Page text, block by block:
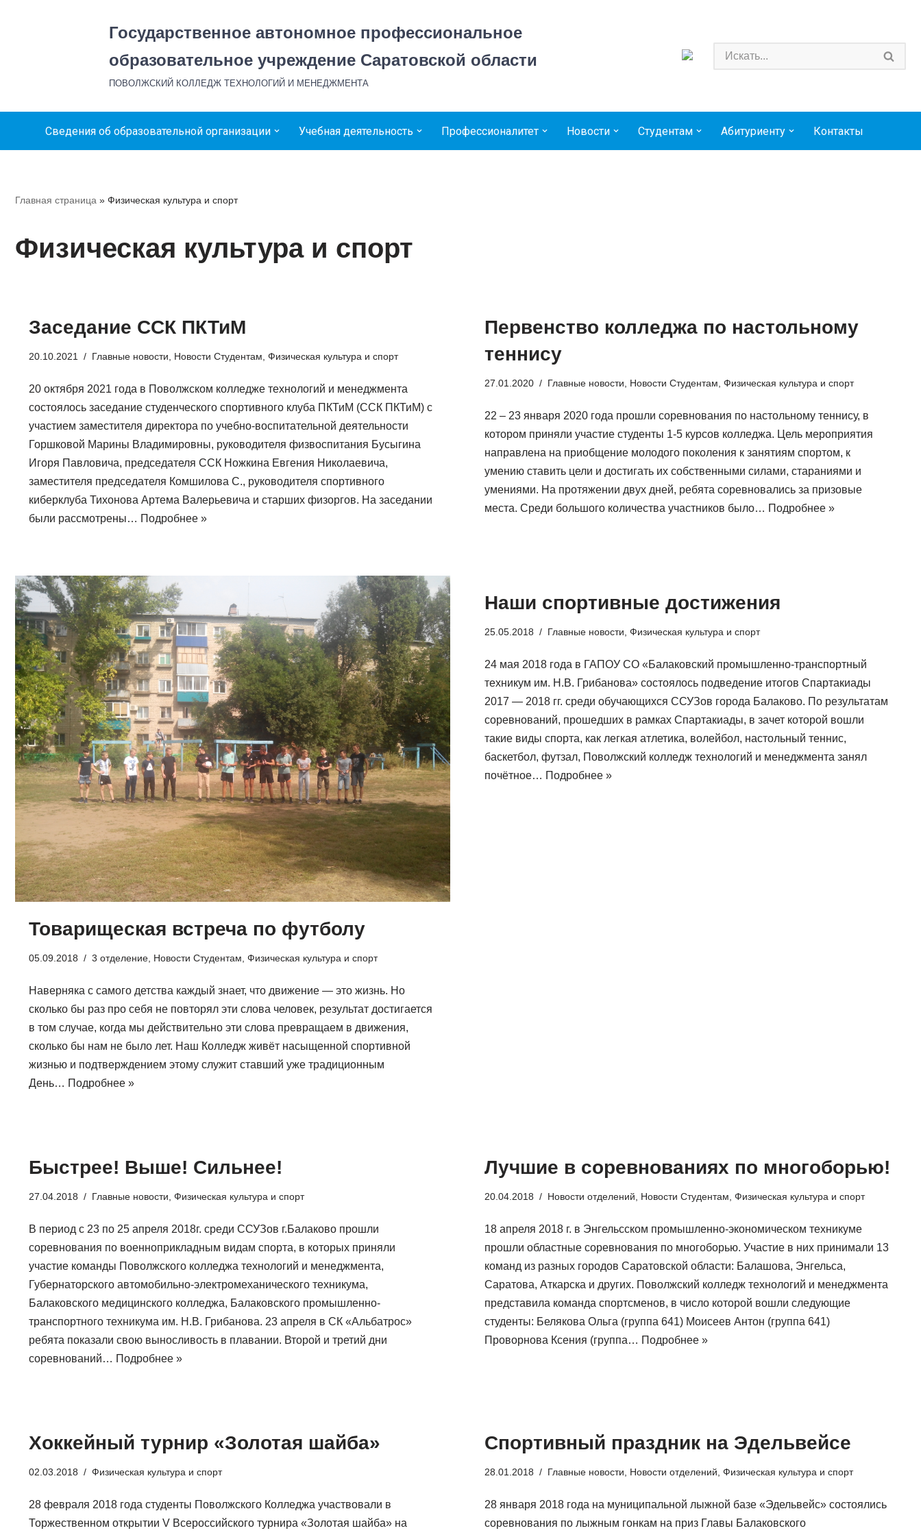
Государственное автономное профессиональное
образовательное учреждение Саратовской области
ПОВОЛЖСКИЙ КОЛЛЕДЖ ТЕХНОЛОГИЙ И МЕНЕДЖМЕНТА
Сведения об образовательной организации Учебная деятельность Профессионалитет Новости Студентам Абитуриенту Контакты
Главная страница » Физическая культура и спорт
Физическая культура и спорт
Заседание ССК ПКТиМ
20.10.2021 Главные новости Новости Студентам Физическая культура и спорт
20 октября 2021 года в Поволжском колледже технологий и менеджмента
состоялось заседание студенческого спортивного клуба ПКТиМ (ССК ПКТиМ) с
участием заместителя директора по учебно-воспитательной деятельности
Горшковой Марины Владимировны, руководителя физвоспитания Бусыгина
Игоря Павловича, председателя ССК Ножкина Евгения Николаевича,
заместителя председателя Комшилова С., руководителя спортивного
киберклуба Тихонова Артема Валерьевича и старших физоргов. На заседании
были рассмотрены… Подробнее »
Первенство колледжа по настольному
теннису
27.01.2020 Главные новости Новости Студентам Физическая культура и спорт
22 – 23 января 2020 года прошли соревнования по настольному теннису, в
котором приняли участие студенты 1-5 курсов колледжа. Цель мероприятия
направлена на приобщение молодого поколения к занятиям спортом, к
умению ставить цели и достигать их собственными силами, стараниями и
умениями. На протяжении двух дней, ребята соревновались за призовые
места. Среди большого количества участников было… Подробнее »
Товарищеская встреча по футболу
05.09.2018 3 отделение, Новости Студентам, Физическая культура и спорт
Наверняка с самого детства каждый знает, что движение — это жизнь. Но
сколько бы раз про себя не повторял эти слова человек, результат достигается
в том случае, когда мы действительно эти слова превращаем в движения,
сколько бы нам не было лет. Наш Колледж живёт насыщенной спортивной
жизнью и подтверждением этому служит ставший уже традиционным
День… Подробнее »
Наши спортивные достижения
25.05.2018 Главные новости Физическая культура и спорт
24 мая 2018 года в ГАПОУ СО «Балаковский промышленно-транспортный
техникум им. Н.В. Грибанова» состоялось подведение итогов Спартакиады
2017 — 2018 гг. среди обучающихся ССУЗов города Балаково. По результатам
соревнований, прошедших в рамках Спартакиады, в зачет которой вошли
такие виды спорта, как легкая атлетика, волейбол, настольный теннис,
баскетбол, футзал, Поволжский колледж технологий и менеджмента занял
почётное… Подробнее »
Быстрее! Выше! Сильнее!
27.04.2018 Главные новости, Физическая культура и спорт
В период с 23 по 25 апреля 2018г. среди ССУЗов г.Балаково прошли
соревнования по военноприкладным видам спорта, в которых приняли
участие команды Поволжского колледжа технологий и менеджмента,
Губернаторского автомобильно-электромеханического техникума,
Балаковского медицинского колледжа, Балаковского промышленно-
транспортного техникума им. Н.В. Грибанова. 23 апреля в СК «Альбатрос»
ребята показали свою выносливость в плавании. Второй и третий дни
соревнований… Подробнее »
Лучшие в соревнованиях по многоборью!
20.04.2018 Новости отделений, Новости Студентам, Физическая культура и спорт
18 апреля 2018 г. в Энгельсском промышленно-экономическом техникуме
прошли областные соревнования по многоборью. Участие в них принимали 13
команд из разных городов Саратовской области: Балашова, Энгельса,
Саратова, Аткарска и других. Поволжский колледж технологий и менеджмента
представила команда спортсменов, в число которой вошли следующие
студенты: Белякова Ольга (группа 641) Моисеев Антон (группа 641)
Проворнова Ксения (группа… Подробнее »
Хоккейный турнир «Золотая шайба»
02.03.2018 Физическая культура и спорт
28 февраля 2018 года студенты Поволжского Колледжа участвовали в
Торжественном открытии V Всероссийского турнира «Золотая шайба» на
Спортивный праздник на Эдельвейсе
28.01.2018 Главные новости, Новости отделений, Физическая культура и спорт
28 января 2018 года на муниципальной лыжной базе «Эдельвейс» состоялись
соревнования по лыжным гонкам на приз Главы Балаковского